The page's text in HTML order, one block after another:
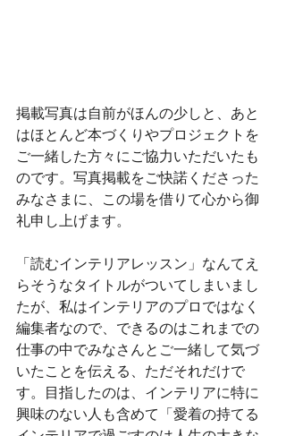
掲載写真は自前がほんの少しと、あと
はほとんど本づくりやプロジェクトを
ご一緒した方々にご協力いただいたも
のです。写真掲載をご快諾くださった
みなさまに、この場を借りて心から御
礼申し上げます。
「読むインテリアレッスン」なんてえ
らそうなタイトルがついてしまいまし
たが、私はインテリアのプロではなく
編集者なので、できるのはこれまでの
仕事の中でみなさんとご一緒して気づ
いたことを伝える、ただそれだけで
す。目指したのは、インテリアに特に
興味のない人も含めて「愛着の持てる